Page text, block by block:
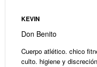
KEVIN
Don Benito
Cuerpo atlético. chico
culto. higiene y